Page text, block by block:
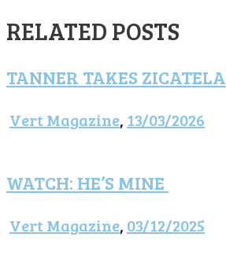
RELATED POSTS
TANNER TAKES ZICATELA
Vert Magazine, 13/03/2026
WATCH: HE’S MINE
Vert Magazine, 03/12/2025